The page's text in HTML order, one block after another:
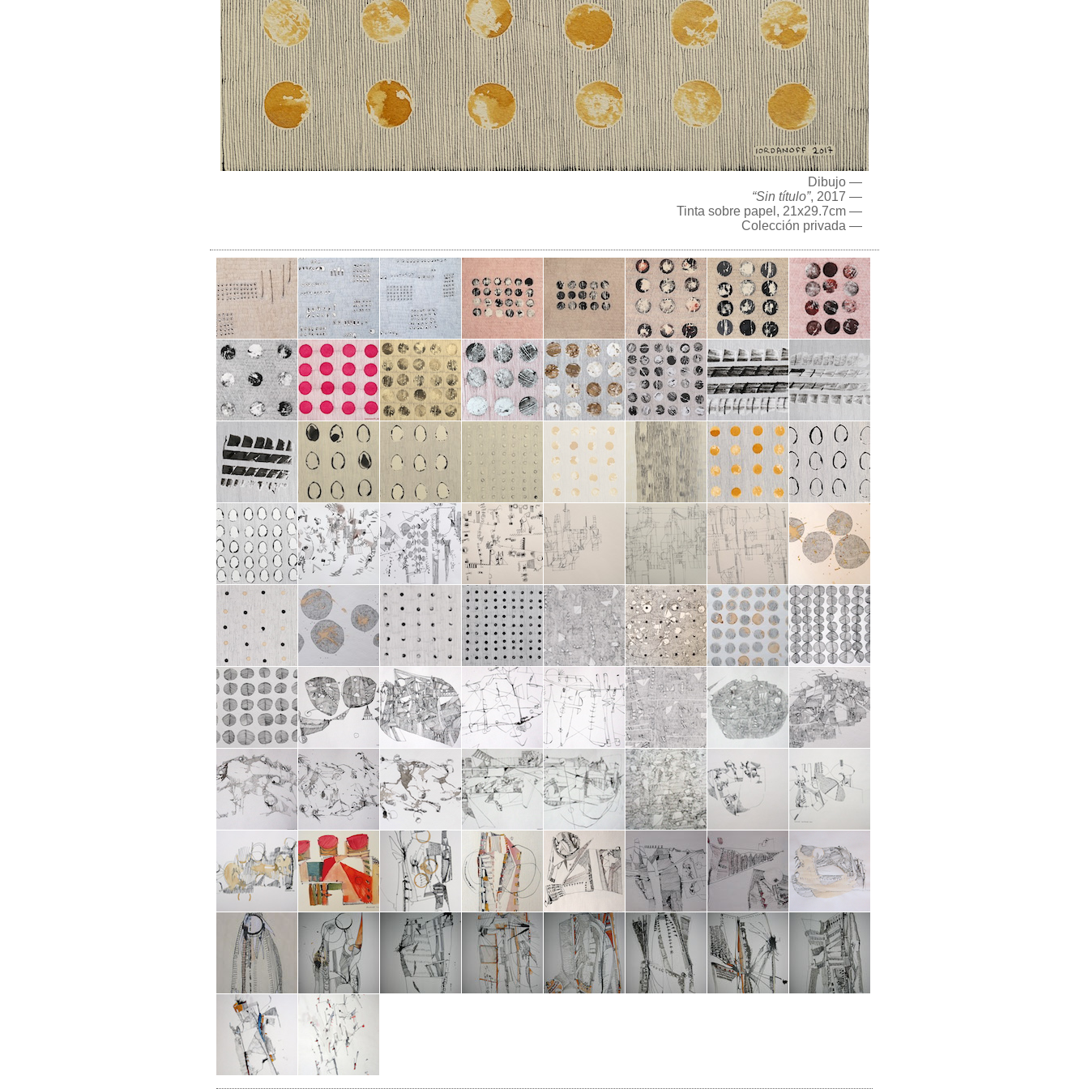
Dibujo —
“Sin título”, 2017 —
Tinta sobre papel, 21x29.7cm —
Colección privada —